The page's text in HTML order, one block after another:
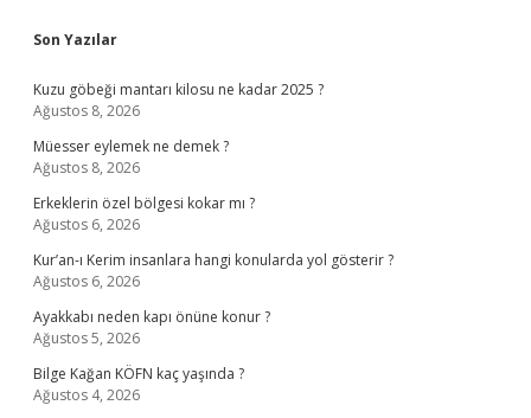
Sidebar
Son Yazılar
Kuzu göbeği mantarı kilosu ne kadar 2025 ?
Ağustos 8, 2026
Müesser eylemek ne demek ?
Ağustos 8, 2026
Erkeklerin özel bölgesi kokar mı ?
Ağustos 6, 2026
Kur’an-ı Kerim insanlara hangi konularda yol gösterir ?
Ağustos 6, 2026
Ayakkabı neden kapı önüne konur ?
Ağustos 5, 2026
Bilge Kağan KÖFN kaç yaşında ?
Ağustos 4, 2026